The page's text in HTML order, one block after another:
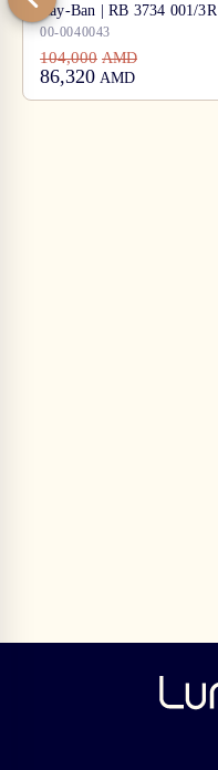
Ray-Ban | RB 3734 001/3R
00-0040043
104,000 AMD
86,320 AMD